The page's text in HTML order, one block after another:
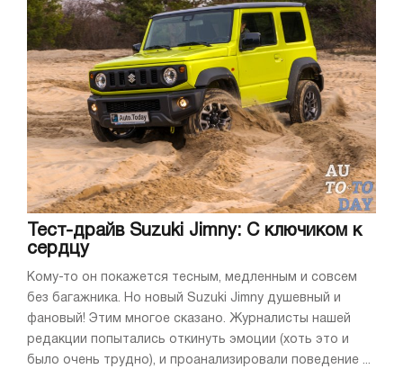
Тест-драйв Suzuki Jimny: С ключиком к
сердцу
Кому-то он покажется тесным, медленным и совсем
без багажника. Но новый Suzuki Jimny душевный и
фановый! Этим многое сказано. Журналисты нашей
редакции попытались откинуть эмоции (хоть это и
было очень трудно), и проанализировали поведение ...